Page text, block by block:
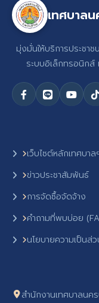
เทศบาล
มุ่งมั่นให้บริการประชา
ระบบอิเล็กทรอนิก
เว็บไซต์หลักเทศบาล
ข่าวประชาสัมพันธ์
การจัดซื้อจัดจ้าง
คำถามที่พบบ่อย
นโยบายความเป็นส่
สำนักงานเทศบาลนค